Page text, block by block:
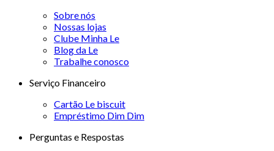
Sobre nós
Nossas lojas
Clube Minha Le
Blog da Le
Trabalhe conosco
Serviço Financeiro
Cartão Le biscuit
Empréstimo Dim Dim
Perguntas e Respostas